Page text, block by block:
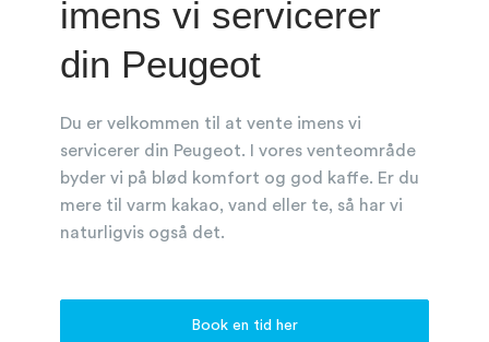
imens vi servicerer
din Peugeot
Du er velkommen til at vente imens vi
servicerer din Peugeot. I vores venteområde
byder vi på blød komfort og god kaffe. Er du
mere til varm kakao, vand eller te, så har vi
naturligvis også det.
Book en tid her